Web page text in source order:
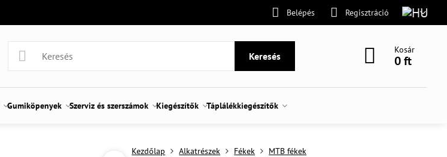
Belépés Regisztráció
Keresés
Kosár
0 ft
Gumiköpenyek Szerviz és szerszámok Kiegészítők Táplálékkiegészítők
Kezdőlap Alkatrészek Fékek MTB fékek